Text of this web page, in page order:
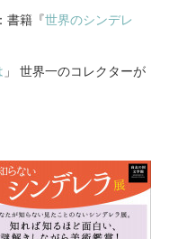
書籍『世界のシンデレ
」 世界一のコレクターが